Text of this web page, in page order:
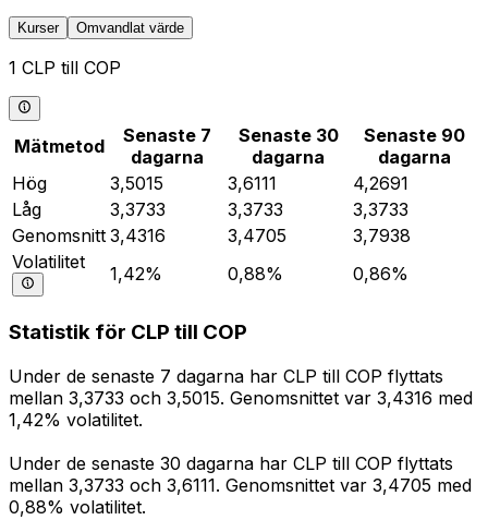
Kurser Omvandlat värde
1 CLP till COP
Mätmetod
Senaste 7
dagarna
Senaste 30
dagarna
Senaste 90
dagarna
Hög
3,5015 3,6111
4,2691
Låg
3,3733 3,3733
3,3733
Genomsnitt 3,4316 3,4705
3,7938
Volatilitet
1,42% 0,88% 0,86%
Statistik för CLP till COP
Under de senaste 7 dagarna har CLP till COP flyttats
mellan 3,3733 och 3,5015. Genomsnittet var 3,4316 med
1,42% volatilitet.
Under de senaste 30 dagarna har CLP till COP flyttats
mellan 3,3733 och 3,6111. Genomsnittet var 3,4705 med
0,88% volatilitet.